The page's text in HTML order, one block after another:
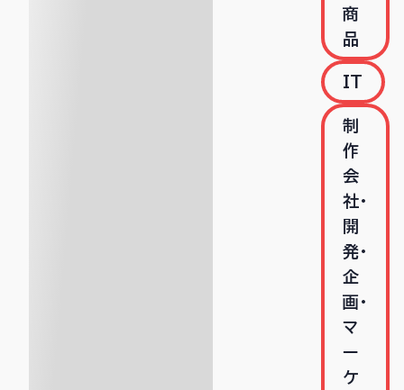
商
品
IT
制
作
会
社･
開
発･
企
画･
マ
ー
ケ